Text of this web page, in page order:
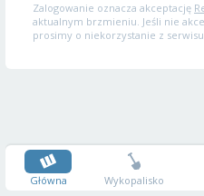
Zalogowanie oznacza akceptację
aktualnym brzmieniu. Jeśli nie
prosimy o niekorzystanie z
Główna Wykopalisko